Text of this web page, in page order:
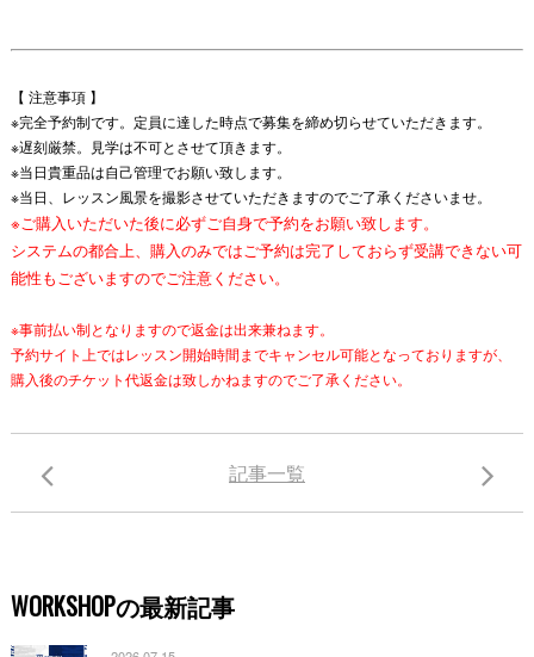
【 注意事項 】
※完全予約制です。定員に達した時点で募集を締め切らせていただきます。
※遅刻厳禁。見学は不可とさせて頂きます。
※当日貴重品は自己管理でお願い致します。
※当日、レッスン風景を撮影させていただきますのでご了承くださいませ。
※ ご購入いただいた後に必ずご自身で予約をお願い致します。
システムの都合上、購入のみではご予約は完了しておらず受講できない可
能性もございますのでご注意ください。
※事前払い制となりますので返金は出来兼ねます。
予約サイト上ではレッスン開始時間までキャンセル可能となっておりますが、
購入後のチケット代返金は致しかねますのでご了承ください。
記事一覧
WORKSHOPの最新記事